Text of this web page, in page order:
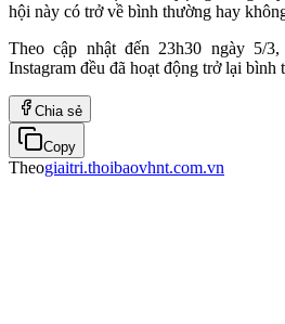
hội này có trở về bình thường hay
Theo cập nhật đến 23h30 ngày 5/3,
Instagram đều đã hoạt động trở lại bình
Chia sẻ
Copy
Theogiaitri.thoibaovhnt.com.vn